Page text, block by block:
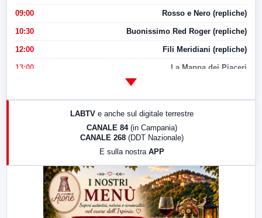
09:00 Rosso e Nero (repliche)
10:30 Buonissimo Red Roger (repliche)
12:00 Fili Meridiani (repliche)
13:00 La Mappa dei Piaceri
17:00 LabNews (replica)
LabNews (replica)
LABTV e anche sul digitale terrestre
CANALE 84 (in Campania)
CANALE 268 (DDT Nazionale)
E sulla nostra APP